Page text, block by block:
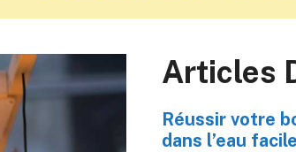
Articles
Réussir votre
dans l’eau